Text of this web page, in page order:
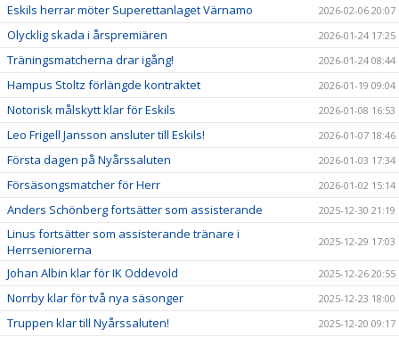
Eskils herrar möter Superettanlaget Värnamo 2026-02-06 20:07
Olycklig skada i årspremiären 2026-01-24 17:25
Träningsmatcherna drar igång! 2026-01-24 08:44
Hampus Stoltz förlängde kontraktet 2026-01-19 09:04
Notorisk målskytt klar för Eskils 2026-01-08 16:53
Leo Frigell Jansson ansluter till Eskils! 2026-01-07 18:46
Första dagen på Nyårssaluten 2026-01-03 17:34
Försäsongsmatcher för Herr 2026-01-02 15:14
Anders Schönberg fortsätter som assisterande 2025-12-30 21:19
Linus fortsätter som assisterande tränare i
Herrseniorerna
2025-12-29 17:03
Johan Albin klar för IK Oddevold 2025-12-26 20:55
Norrby klar för två nya säsonger 2025-12-23 18:00
Truppen klar till Nyårssaluten! 2025-12-20 09:17